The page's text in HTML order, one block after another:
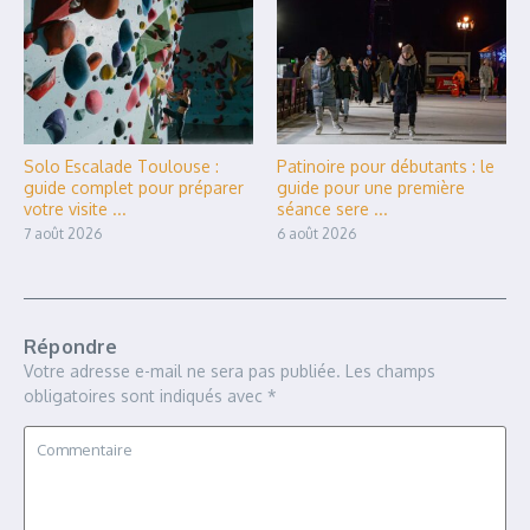
Solo Escalade Toulouse :
guide complet pour préparer
votre visite ...
7 août 2026
Patinoire pour débutants : le
guide pour une première
séance sere ...
6 août 2026
Répondre
Votre adresse e-mail ne sera pas publiée. Les champs
obligatoires sont indiqués avec *